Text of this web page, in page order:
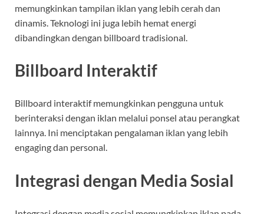
memungkinkan tampilan iklan yang lebih cerah dan
dinamis. Teknologi ini juga lebih hemat energi
dibandingkan dengan billboard tradisional.
Billboard Interaktif
Billboard interaktif memungkinkan pengguna untuk
berinteraksi dengan iklan melalui ponsel atau perangkat
lainnya. Ini menciptakan pengalaman iklan yang lebih
engaging dan personal.
Integrasi dengan Media Sosial